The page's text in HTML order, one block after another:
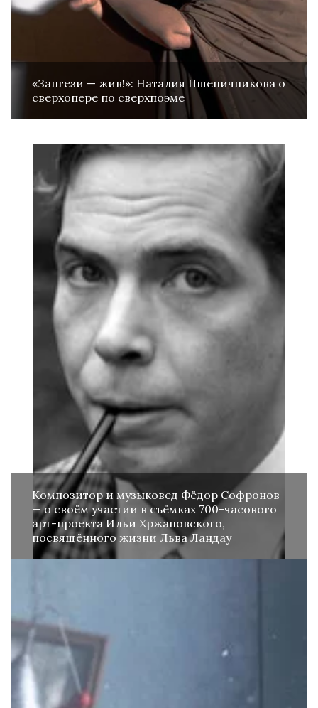
«Зангези — жив!»: Наталия Пшеничникова о
сверхопере по сверхпоэме
Композитор и музыковед Фёдор Софронов
— о своём участии в съёмках 700-часового
арт-проекта Ильи Хржановского,
посвящённого жизни Льва Ландау